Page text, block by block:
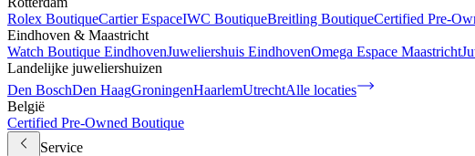
Rolex BoutiqueCartier EspaceIWC BoutiqueBreitling BoutiqueCertified Pre-
Eindhoven & Maastricht
Watch Boutique EindhovenJuweliershuis EindhovenOmega Espace Maastricht
Landelijke juweliershuizen
Den BoschDen HaagGroningenHaarlemUtrechtAlle locaties
België
Certified Pre-Owned Boutique
Service